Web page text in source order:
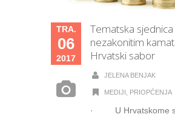
TRA.
06
2017
Tematska
nezakonitim
Hrvatski sabor
JELENA BENJAK
MEDIJI PRIOPĆENJA
· U Hrvatskome